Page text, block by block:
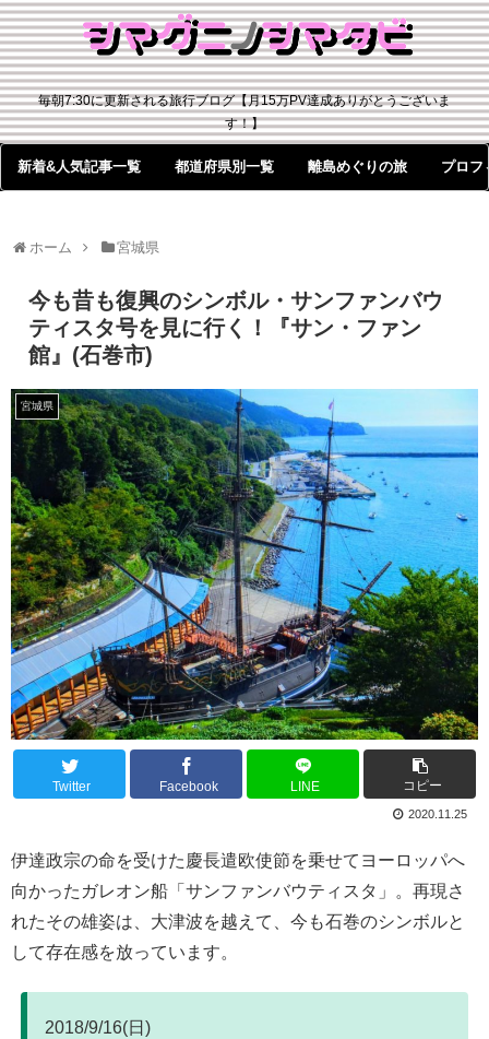
毎朝7:30に更新される旅行ブログ【月15万PV達成ありがとうございま
す！】
新着&人気記事一覧 都道府県別一覧 離島めぐりの旅 プロフ
ホーム 宮城県
今も昔も復興のシンボル・サンファンバウ
ティスタ号を見に行く！『サン・ファン
館』(石巻市)
宮城県
Twitter Facebook LINE コピー
2020.11.25
伊達政宗の命を受けた慶長遣欧使節を乗せてヨーロッパへ
向かったガレオン船「サンファンバウティスタ」。再現さ
れたその雄姿は、大津波を越えて、今も石巻のシンボルと
して存在感を放っています。
2018/9/16(日)